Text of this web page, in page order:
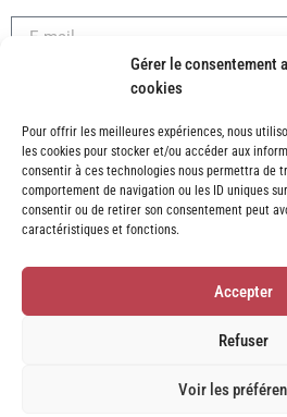
Gérer le consentement
cookies
Pour offrir les meilleures expériences, nous
les cookies pour stocker et/ou accéder aux
consentir à ces technologies nous permettra de
comportement de navigation ou les ID uniques
consentir ou de retirer son consentement peut
caractéristiques et fonctions.
Accepter
Refuser
Voir les
© 2025 par La Niaque l’Asso. –